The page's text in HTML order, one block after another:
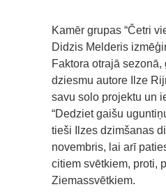
Kamēr grupas “Četri
Didzis Melderis
Faktora otrajā
dziesmu autore Ilze
savu solo projektu un
“Dedziet gaišu
tieši Ilzes dzimšanas
novembris, lai arī
citiem svētkiem, proti,
Ziemassvētkiem.